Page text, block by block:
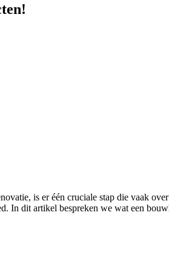
is er één cruciale stap die vaak
In dit artikel bespreken we wat een